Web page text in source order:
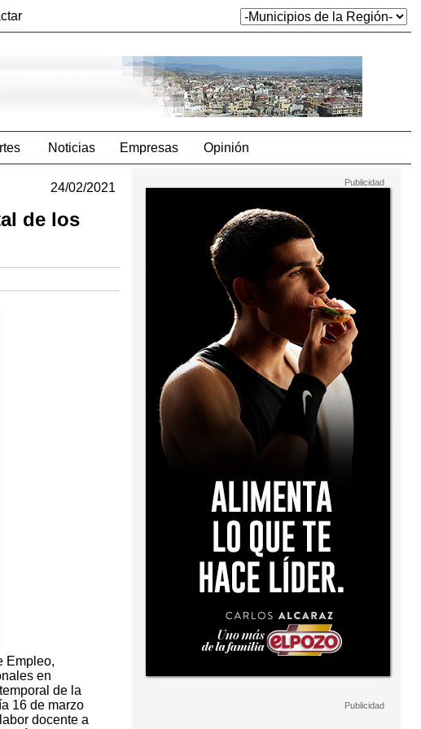
Noticias Empresas Opinión
24/02/2021
de los
Empleo,
en
de la
16 de marzo
docente a